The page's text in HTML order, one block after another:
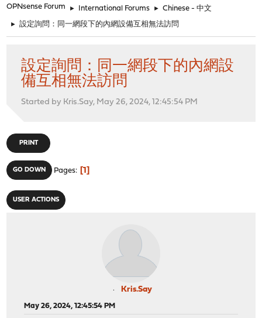
OPNsense Forum ► International Forums ► Chinese - 中文
► 設定詢問：同一網段下的內網設備互相無法訪問
設定詢問：同一網段下的內網設
備互相無法訪問
Started by Kris.Say, May 26, 2024, 12:45:54 PM
PRINT
GO DOWN Pages 1
USER ACTIONS
Kris.Say
May 26, 2024, 12:45:54 PM